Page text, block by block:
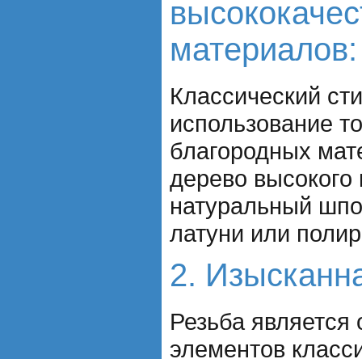
материалов:
Классический
использование
благородных
дерево высокого
натуральный
латуни или
2.
Резьба
элементов